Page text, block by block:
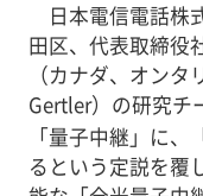
日本電信電話株
田区、代表取締役
（カナダ、オン
Gertler）の研究チ
「量子中継」に、
るという定説を覆